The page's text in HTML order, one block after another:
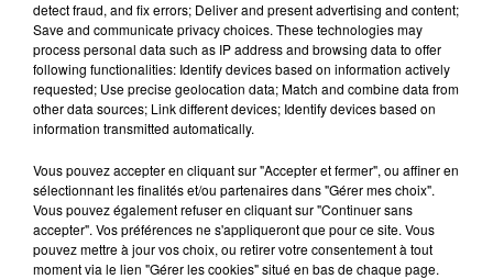
detect fraud, and fix errors; Deliver and present advertising and content;
Save and communicate privacy choices. These technologies may
process personal data such as IP address and browsing data to offer
following functionalities: Identify devices based on information actively
requested; Use precise geolocation data; Match and combine data from
other data sources; Link different devices; Identify devices based on
information transmitted automatically.
Vous pouvez accepter en cliquant sur "Accepter et fermer", ou affiner en
sélectionnant les finalités et/ou partenaires dans "Gérer mes choix".
Vous pouvez également refuser en cliquant sur "Continuer sans
accepter". Vos préférences ne s'appliqueront que pour ce site. Vous
pouvez mettre à jour vos choix, ou retirer votre consentement à tout
moment via le lien "Gérer les cookies" situé en bas de chaque page.